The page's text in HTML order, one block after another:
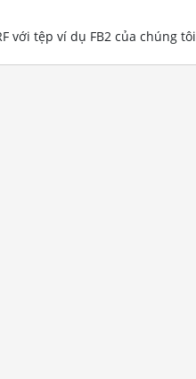
với tệp ví dụ FB2 của chúng tôi